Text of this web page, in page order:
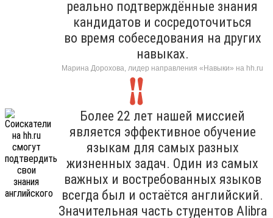
реально подтверждённые знания
кандидатов и сосредоточиться
во время собеседования на других
навыках.
Марина Дорохова, лидер направления «Навыки» на hh.ru
Более 22 лет нашей миссией
является эффективное обучение
языкам для самых разных
жизненных задач. Один из самых
важных и востребованных языков
всегда был и остаётся английский.
Значительная часть студентов Alibra